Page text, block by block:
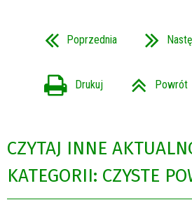
Poprzednia
Drukuj Powrót
CZYTAJ INNE
KATEGORII: CZYSTE